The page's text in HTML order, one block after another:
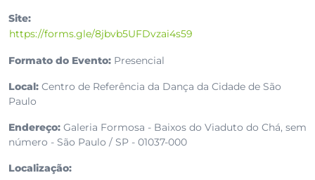
Site:
https://forms.gle/8jbvb5UFDvzai4s59
Formato do Evento: Presencial
Local: Centro de Referência da Dança da Cidade de São
Paulo
Endereço: Galeria Formosa - Baixos do Viaduto do Chá, sem
número - São Paulo / SP - 01037-000
Localização: